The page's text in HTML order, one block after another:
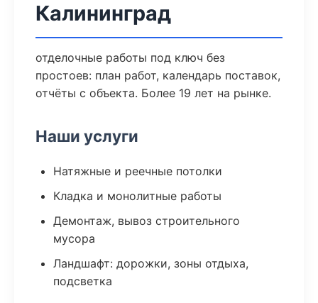
Калининград
отделочные работы под ключ без
простоев: план работ, календарь поставок,
отчёты с объекта. Более 19 лет на рынке.
Наши услуги
Натяжные и реечные потолки
Кладка и монолитные работы
Демонтаж, вывоз строительного
мусора
Ландшафт: дорожки, зоны отдыха,
подсветка